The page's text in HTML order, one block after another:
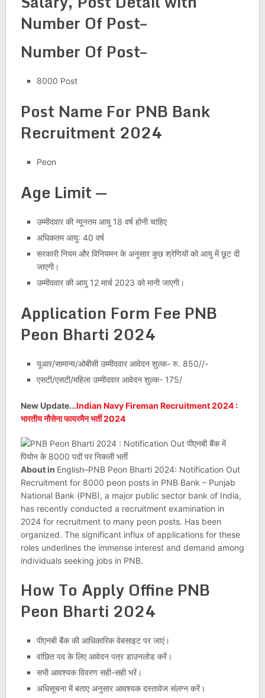
Number Of Post–
Number Of Post–
8000 Post
Post Name For PNB Bank
Recruitment 2024
Peon
Age Limit —
उम्मीदवार की न्यूनतम आयु 18 वर्ष होनी चाहिए
अधिकतम आयु: 40 वर्ष
सरकारी नियम और विनियमन के अनुसार कुछ श्रेणियों को आयु में छूट दी
जाएगी।
उम्मीदवार की आयु 12 मार्च 2023 को मानी जाएगी।
Application Form Fee PNB
Peon Bharti 2024
यूआर/सामान्य/ओबीसी उम्मीदवार आवेदन शुल्क- रु. 850//-
एसटी/एसटी/महिला उम्मीदवार आवेदन शुल्क- 175/
New Update...Indian Navy Fireman Recruitment 2024 :
भारतीय नौसेना फायरमैन भर्ती 2024
About in English–PNB Peon Bharti 2024: Notification Out
Recruitment for 8000 peon posts in PNB Bank – Punjab
National Bank (PNB), a major public sector bank of India,
has recently conducted a recruitment examination in
2024 for recruitment to many peon posts. Has been
organized. The significant influx of applications for these
roles underlines the immense interest and demand among
individuals seeking jobs in PNB.
How To Apply Offine PNB
Peon Bharti 2024
पीएनबी बैंक की आधिकारिक वेबसाइट पर जाएं।
वांछित पद के लिए आवेदन पत्र डाउनलोड करें।
सभी आवश्यक विवरण सही-सही भरें।
अधिसूचना में बताए अनुसार आवश्यक दस्तावेज संलग्न करें।